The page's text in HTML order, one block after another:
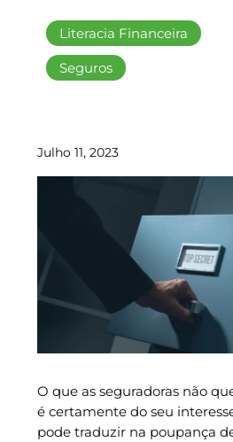
Literacia Financeira
Seguros
Julho 11, 2023
O que as seguradoras não
é certamente do seu
pode traduzir na poupança